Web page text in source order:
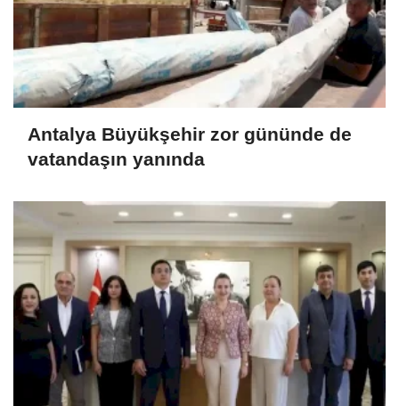
Antalya Büyükşehir zor gününde de
vatandaşın yanında